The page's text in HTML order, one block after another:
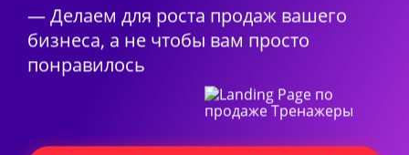
— Делаем для роста продаж вашего
бизнеса, а не чтобы вам просто
понравилось